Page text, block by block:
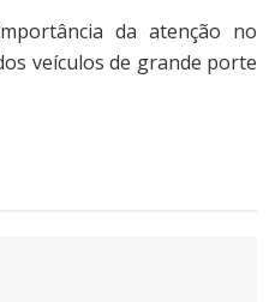
da atenção no
veículos de grande porte